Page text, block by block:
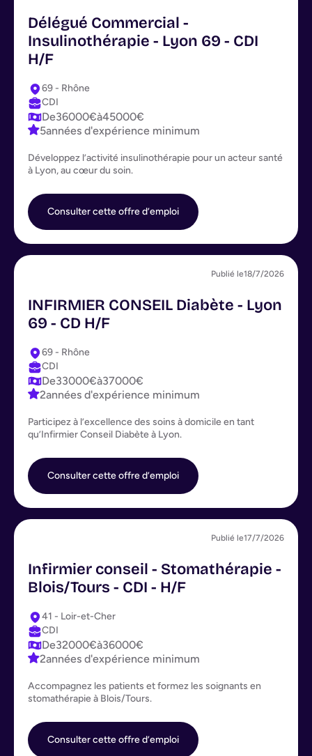
Délégué Commercial -
Insulinothérapie - Lyon 69 - CDI
H/F
69 - Rhône
CDI
De36000€à45000€
5années d'expérience minimum
Développez l’activité insulinothérapie pour un acteur santé
à Lyon, au cœur du soin.
Consulter cette offre d’emploi
Publié le18/7/2026
INFIRMIER CONSEIL Diabète - Lyon
69 - CD H/F
69 - Rhône
CDI
De33000€à37000€
2années d'expérience minimum
Participez à l’excellence des soins à domicile en tant
qu’Infirmier Conseil Diabète à Lyon.
Consulter cette offre d’emploi
Publié le17/7/2026
Infirmier conseil - Stomathérapie -
Blois/Tours - CDI - H/F
41 - Loir-et-Cher
CDI
De32000€à36000€
2années d'expérience minimum
Accompagnez les patients et formez les soignants en
stomathérapie à Blois/Tours.
Consulter cette offre d’emploi